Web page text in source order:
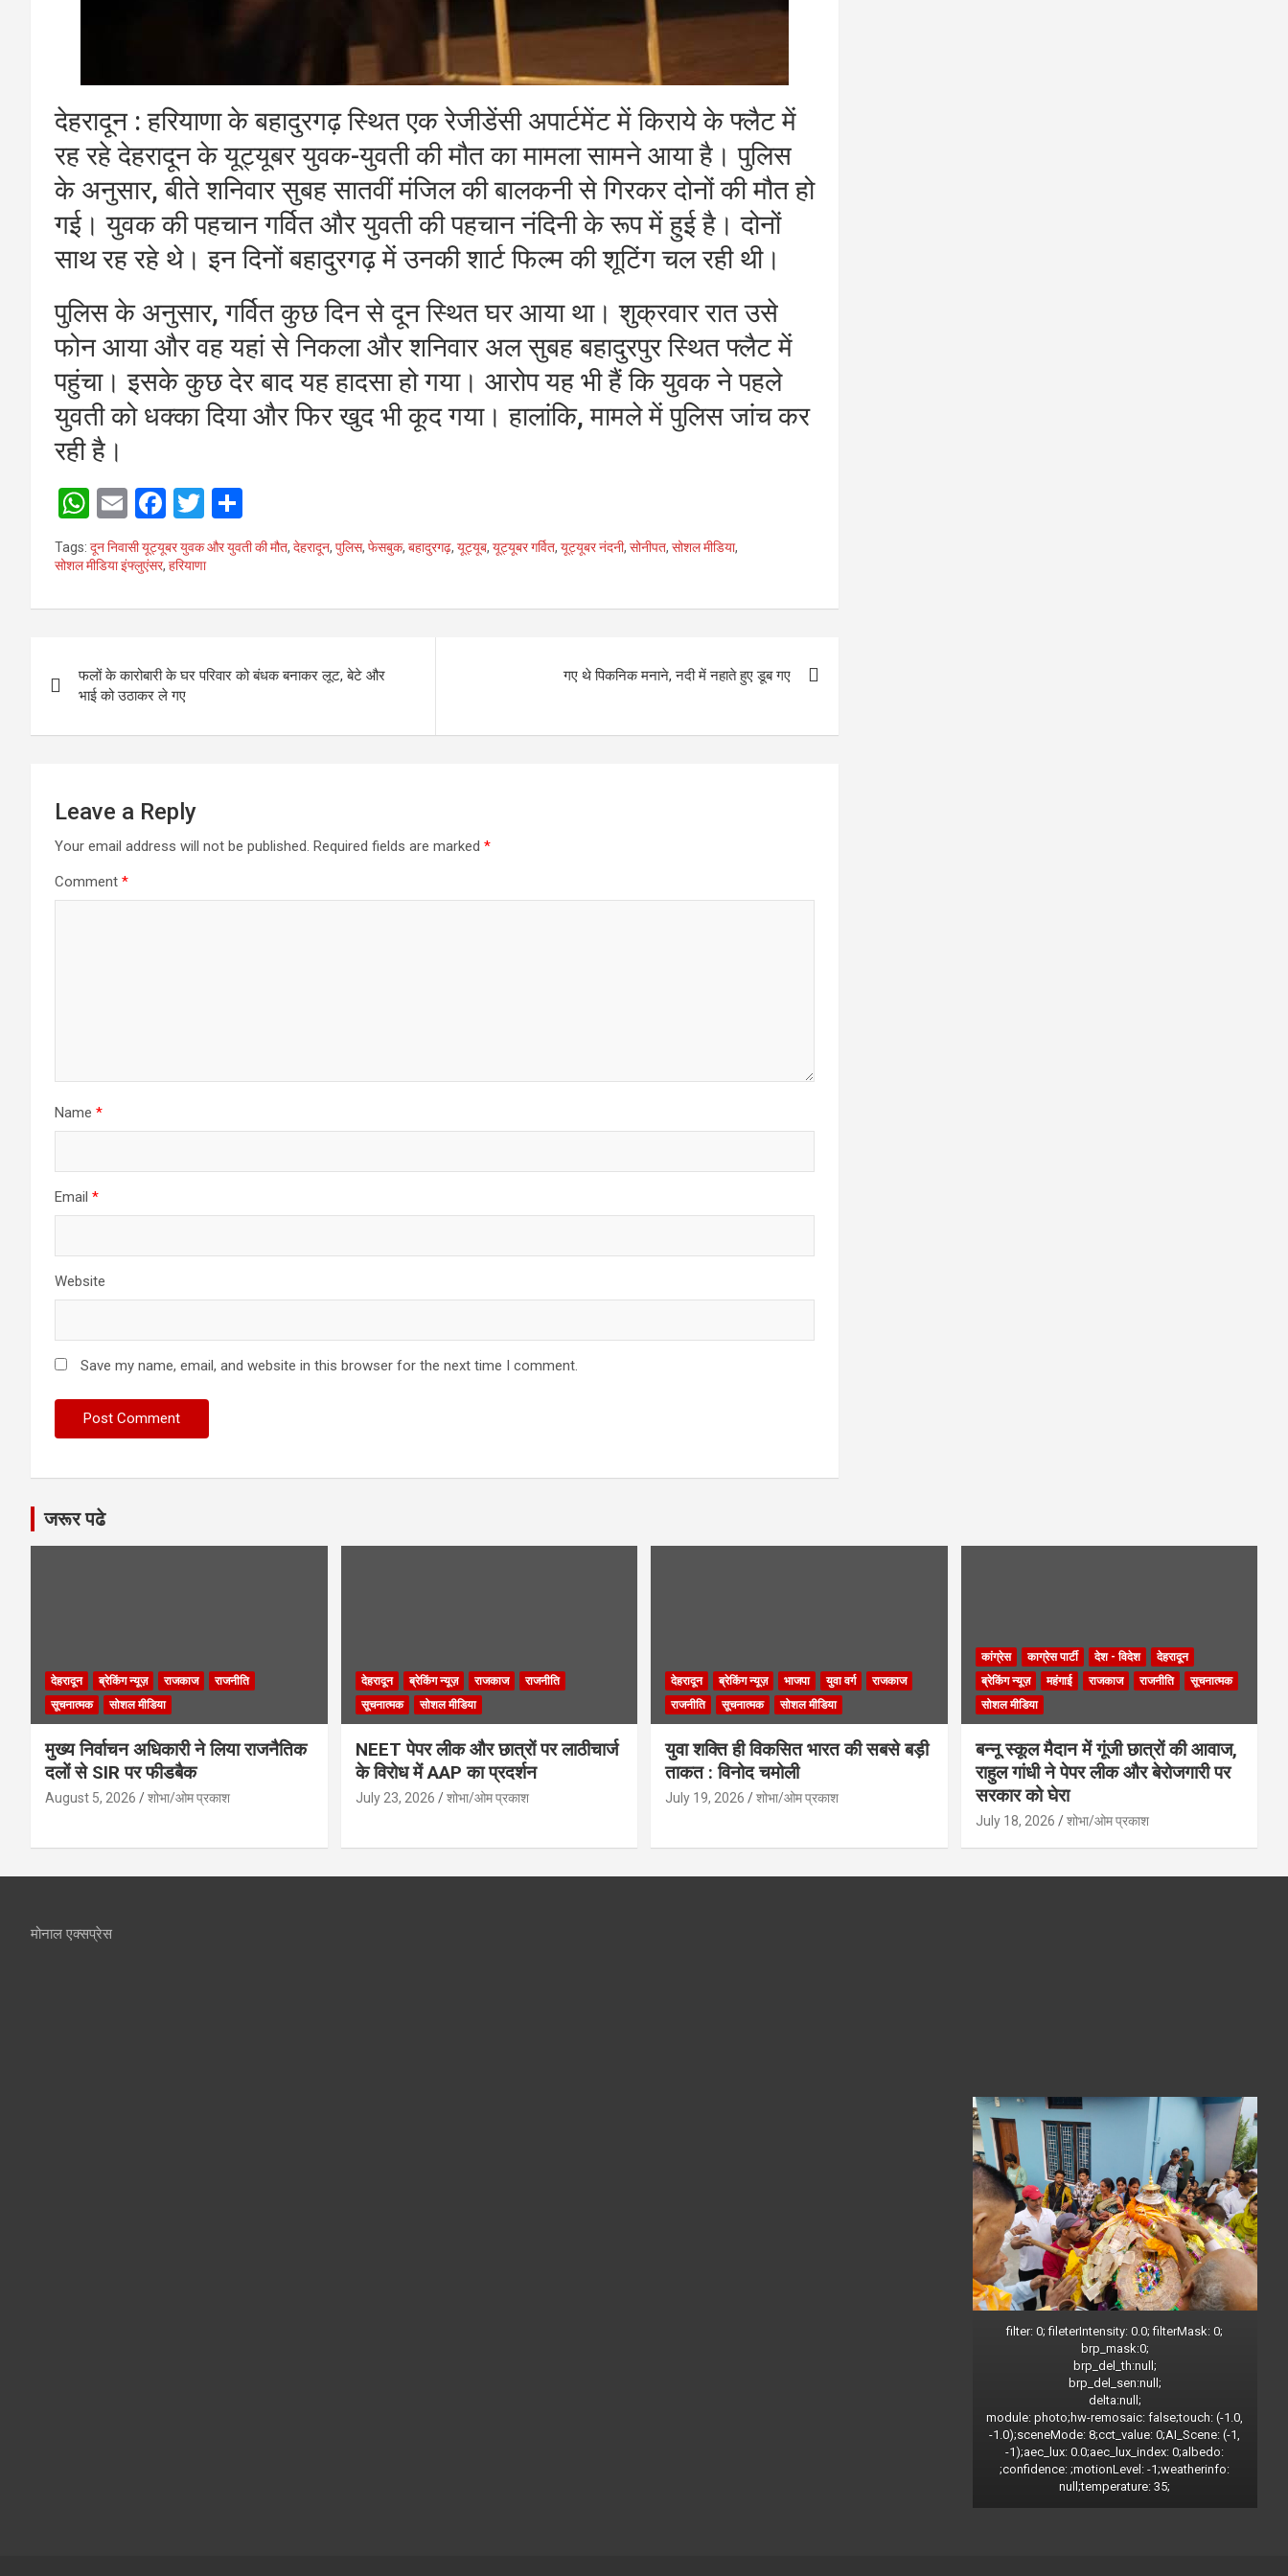
देहरादून : हरियाणा के बहादुरगढ़ स्थित एक रेजीडेंसी अपार्टमेंट में किराये के फ्लैट में
रह रहे देहरादून के यूट्यूबर युवक-युवती की मौत का मामला सामने आया है। पुलिस
के अनुसार, बीते शनिवार सुबह सातवीं मंजिल की बालकनी से गिरकर दोनों की मौत हो
गई। युवक की पहचान गर्वित और युवती की पहचान नंदिनी के रूप में हुई है। दोनों
साथ रह रहे थे। इन दिनों बहादुरगढ़ में उनकी शार्ट फिल्म की शूटिंग चल रही थी।
पुलिस के अनुसार, गर्वित कुछ दिन से दून स्थित घर आया था। शुक्रवार रात उसे
फोन आया और वह यहां से निकला और शनिवार अल सुबह बहादुरपुर स्थित फ्लैट में
पहुंचा। इसके कुछ देर बाद यह हादसा हो गया। आरोप यह भी हैं कि युवक ने पहले
युवती को धक्का दिया और फिर खुद भी कूद गया। हालांकि, मामले में पुलिस जांच कर
रही है।
W
h
at
p
E
m
ail
F
a
ce
k
T
wi
tt
h
ar
Tags: दून निवासी यूट्यूबर युवक और युवती की मौत, देहरादून, पुलिस, फेसबुक, बहादुरगढ़, यूट्यूब, यूट्यूबर गर्वित, यूट्यूबर नंदनी, सोनीपत, सोशल मीडिया,
सोशल मीडिया इंफ्लुएंसर, हरियाणा
navigation
फलों के कारोबारी के घर परिवार को बंधक बनाकर लूट, बेटे और
भाई को उठाकर ले गए
गए थे पिकनिक मनाने, नदी में नहाते हुए डूब गए
Leave a Reply
Your email address will not be published. Required fields are marked *
Comment *
Name *
Email *
Website
Save my name, email, and website in this browser for the next time I comment.
जरूर पढे
देहरादून ब्रेकिंग न्यूज़ राजकाज
राजनीति
सूचनात्मक
सोशल मीडिया
मुख्य निर्वाचन अधिकारी ने लिया राजनैतिक
दलों से SIR पर फीडबैक
August 5, 2026 शोभा/ओम प्रकाश
देहरादून ब्रेकिंग न्यूज़ राजकाज
राजनीति
सूचनात्मक
सोशल मीडिया
NEET पेपर लीक और छात्रों पर लाठीचार्ज
के विरोध में AAP का प्रदर्शन
July 23, 2026 शोभा/ओम प्रकाश
देहरादून ब्रेकिंग न्यूज़ भाजपा युवा वर्ग
राजकाज
राजनीति
सूचनात्मक सोशल मीडिया
युवा शक्ति ही विकसित भारत की सबसे बड़ी
ताकत : विनोद चमोली
July 19, 2026 शोभा/ओम प्रकाश
कांग्रेस काग्रेस पार्टी देश - विदेश
देहरादून
ब्रेकिंग न्यूज़
महंगाई राजकाज राजनीति
सूचनात्मक
सोशल मीडिया
बन्नू स्कूल मैदान में गूंजी छात्रों की आवाज,
राहुल गांधी ने पेपर लीक और बेरोजगारी पर
सरकार को घेरा
July 18, 2026 शोभा/ओम प्रकाश
मोनाल एक्सप्रेस
filter: 0; fileterIntensity: 0.0; filterMask: 0;
brp_mask:0;
brp_del_th:null;
brp_del_sen:null;
delta:null;
module: photo;hw-remosaic: false;touch: (-1.0,
-1.0);sceneMode: 8;cct_value: 0;AI_Scene: (-1,
-1);aec_lux: 0.0;aec_lux_index: 0;albedo:
;confidence: ;motionLevel: -1;weatherinfo:
null;temperature: 35;